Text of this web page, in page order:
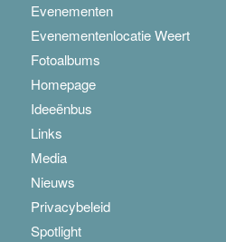
Evenementen
Evenementenlocatie Weert
Fotoalbums
Homepage
Ideeënbus
Links
Media
Nieuws
Privacybeleid
Spotlight